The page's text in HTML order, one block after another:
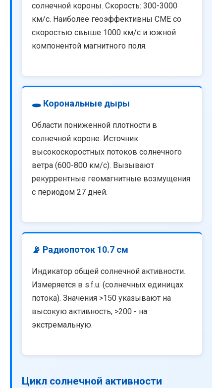
солнечной короны. Скорость: 300-3000
км/с. Наиболее геоэффективны CME со
скоростью свыше 1000 км/с и южной
компонентой магнитного поля.
🕳️ Корональные дыры
Области пониженной плотности в
солнечной короне. Источник
высокоскоростных потоков солнечного
ветра (600-800 км/с). Вызывают
рекуррентные геомагнитные возмущения
с периодом 27 дней.
📡 Радиопоток 10.7 см
Индикатор общей солнечной активности.
Измеряется в s.f.u. (солнечных единицах
потока). Значения >150 указывают на
высокую активность, >200 - на
экстремальную.
Цикл солнечной активности